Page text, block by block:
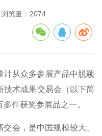
浏览量：2074
计从众多参展产品中脱颖
技术成果交易会（以下简
件获奖参展品之一。
会，是中国规模较大、